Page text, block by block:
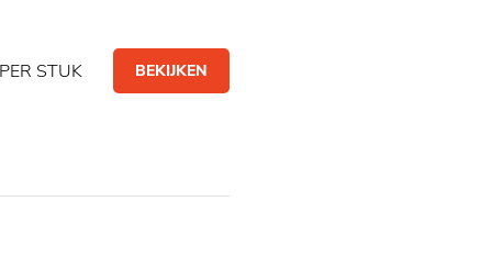
PER STUK BEKIJKEN